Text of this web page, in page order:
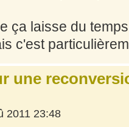
ça laisse du
c'est
une
2011 23:48